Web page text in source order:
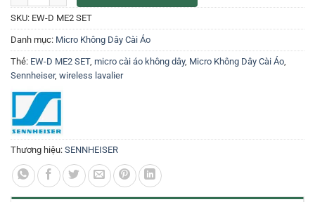
SKU: EW-D ME2 SET
Danh mục: Micro Không Dây Cài Áo
Thẻ: EW-D ME2 SET, micro cài áo không dây, Micro Không Dây Cài Áo,
Sennheiser, wireless lavalier
Thương hiệu: SENNHEISER